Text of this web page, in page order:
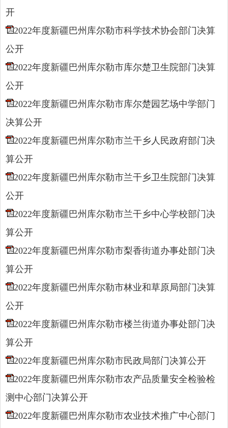
开
2022年度新疆巴州库尔勒市科学技术协会部门决算
公开
2022年度新疆巴州库尔勒市库尔楚卫生院部门决算
公开
2022年度新疆巴州库尔勒市库尔楚园艺场中学部门
决算公开
2022年度新疆巴州库尔勒市兰干乡人民政府部门决
算公开
2022年度新疆巴州库尔勒市兰干乡卫生院部门决算
公开
2022年度新疆巴州库尔勒市兰干乡中心学校部门决
算公开
2022年度新疆巴州库尔勒市梨香街道办事处部门决
算公开
2022年度新疆巴州库尔勒市林业和草原局部门决算
公开
2022年度新疆巴州库尔勒市楼兰街道办事处部门决
算公开
2022年度新疆巴州库尔勒市民政局部门决算公开
2022年度新疆巴州库尔勒市农产品质量安全检验检
测中心部门决算公开
2022年度新疆巴州库尔勒市农业技术推广中心部门